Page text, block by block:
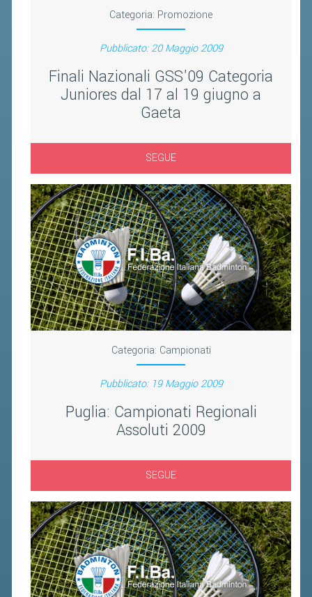
Categoria: Promozione
Pubblicato: 20 Maggio 2009
Finali Nazionali GSS'09 Categoria
Juniores dal 17 al 19 giugno a
Gaeta
SEGUE
Categoria: Campionati
Pubblicato: 19 Maggio 2009
Puglia: Campionati Regionali
Assoluti 2009
SEGUE
WHISTLEBLOWING
NOVITÀ FISCALI
DOCUMENTI E APPROFONDIMENTI
AIRBADMINTON
TAPPE REGIONALI AIRBADMINTON
PICKLEBALL
FIBA PICKLEBALL TOUR
CLASSIFICHE PICKLEBALL
BANDI PUBBLICI
VOLA CON NOI 2026
RIVISTA BADMANIA
2025
2024
2023
2022
2021